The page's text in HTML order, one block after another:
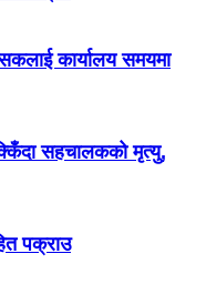
कार्यालय समयमा
सहचालकको मृत्यु,
पक्राउ